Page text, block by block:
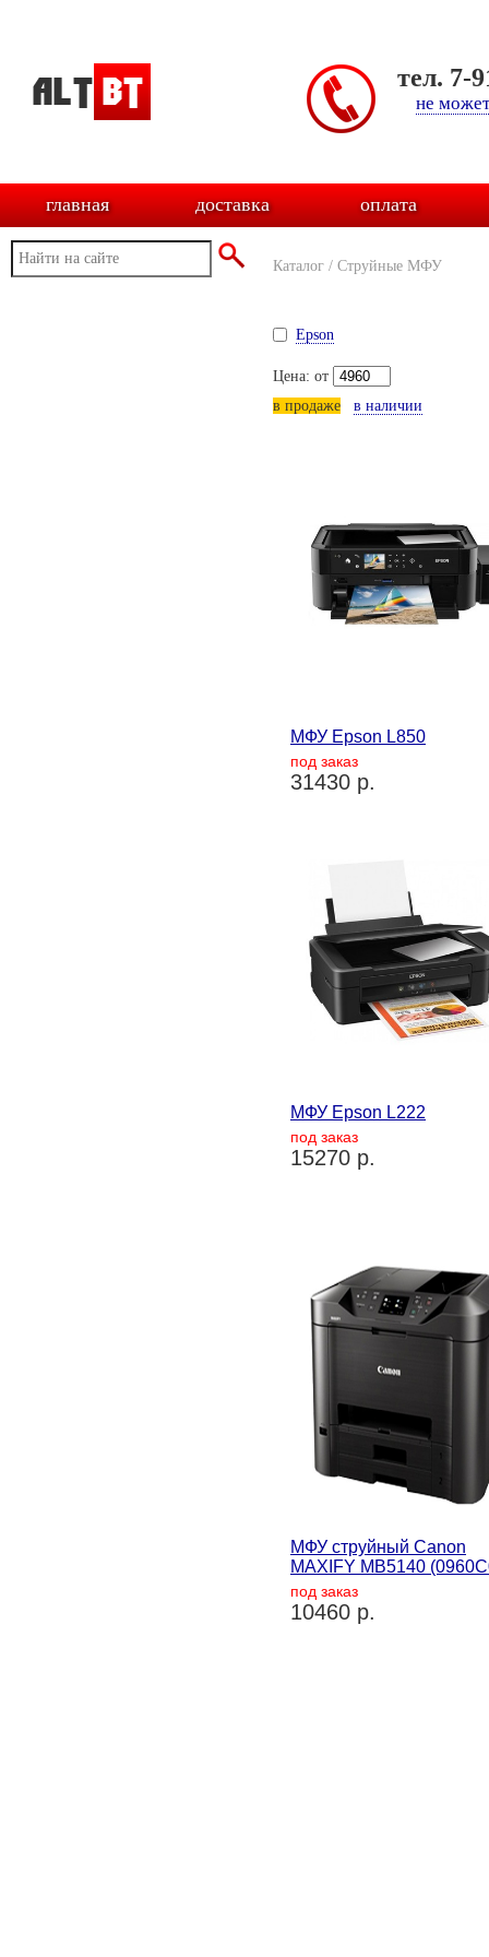
тел. 7-
не
главная доставка оплата
Каталог / Струйные МФУ
Epson
Цена: от
в продаже
в наличии
МФУ Epson L850
под заказ
31430 р.
МФУ Epson L222
под заказ
15270 р.
МФУ струйный Canon
MAXIFY MB5140
под заказ
10460 р.